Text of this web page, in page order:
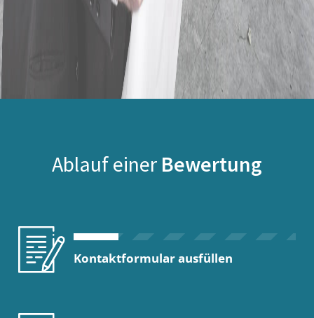
Ablauf einer Bewertung
Kontaktformular ausfüllen